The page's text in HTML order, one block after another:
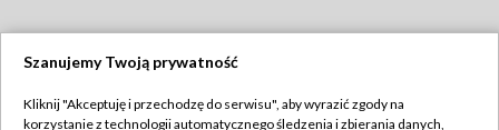
Szanujemy Twoją prywatność
Kliknij "Akceptuję i przechodzę do serwisu", aby wyrazić zgody na
korzystanie z technologii automatycznego śledzenia i zbierania danych,